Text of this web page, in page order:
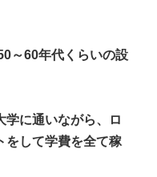
～60年代くらいの設
学に通いながら、ロ
をして学費を全て稼